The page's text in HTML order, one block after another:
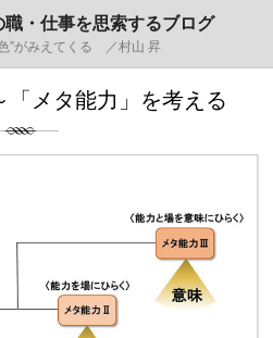
・仕事を思索するブログ
”がみえてくる ／村山 昇
「メタ能力」を考える